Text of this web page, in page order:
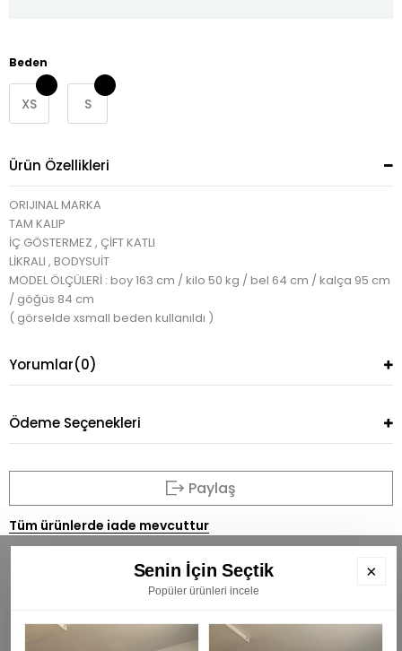
Beden
XS S
Ürün Özellikleri
ORIJINAL MARKA
TAM KALIP
İÇ GÖSTERMEZ , ÇİFT KATLI
LİKRALI , BODYSUİT
MODEL ÖLÇÜLERİ : boy 163 cm / kilo 50 kg / bel 64 cm / kalça 95 cm
/ göğüs 84 cm
( görselde xsmall beden kullanıldı )
Yorumlar(0)
Ödeme Seçenekleri
Paylaş
Tüm ürünlerde iade mevcuttur
BÜLTENİMİZE ÜYE OLUN
Senin İçin Seçtik
Popüler ürünleri incele
×